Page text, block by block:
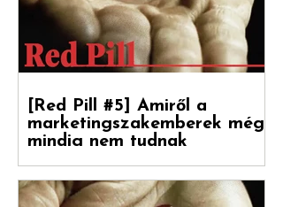
marketingszakemberek még
mindig nem tudnak